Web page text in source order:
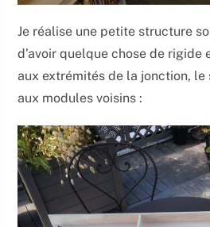
Je réalise une petite structure
d’avoir quelque chose de rigide
aux extrémités de la jonction,
aux modules voisins :